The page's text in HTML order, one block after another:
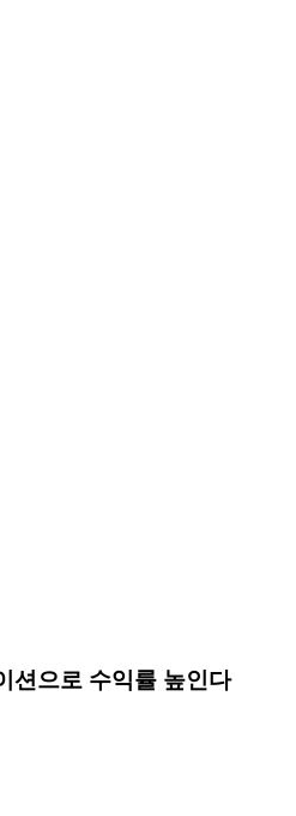
션으로 수익률 높인다